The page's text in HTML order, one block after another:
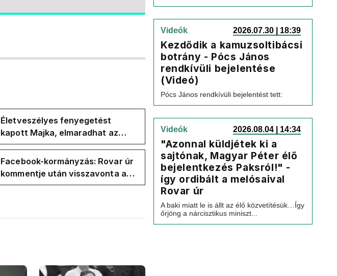
Életveszélyes fenyegetést
kapott Majka, elmaradhat az
erdélyi koncertje
Facebook-kormányzás: Rovar úr
kommentje után visszavonta a
közmédia vezetősége Hajdú és
Videók 2026.07.30 | 18:39
Kezdődik a kamuzsoltibácsi
botrány - Pócs János
rendkívüli bejelentése
(Videó)
Pócs János rendkívüli bejelentést tett:
Videók 2026.08.04 | 14:34
"Azonnal küldjétek ki a
sajtónak, Magyar Péter élő
bejelentkezés Paksról!" -
így ordibált a melósaival
Rovar úr
A baki miatt le is állt az élő közvetítésük…Így
őrjöng a nárcisztikus miniszt...